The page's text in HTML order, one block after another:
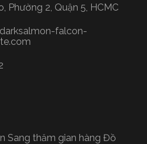
Phường 2, Quận 5, HCMC
falcon-
Sang thăm gian hàng Đồ